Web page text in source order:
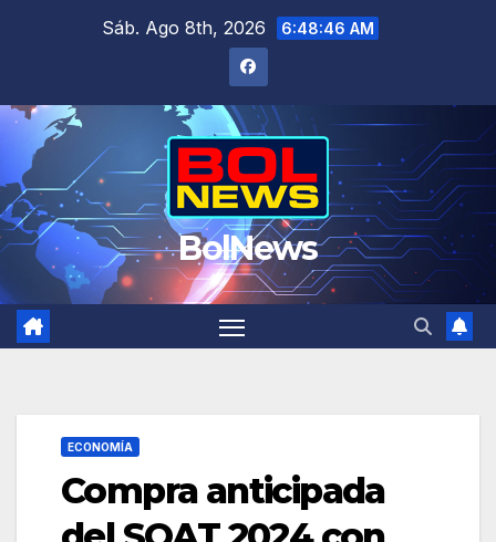
Sáb. Ago 8th, 2026 6:48:47 AM
BolNews
ECONOMÍA
Compra anticipada